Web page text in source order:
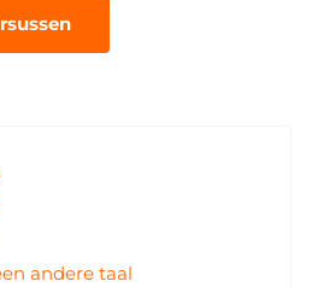
andere taal